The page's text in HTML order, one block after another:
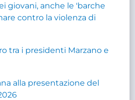
giovani, anche le 'barche
contro la violenza di
tra i presidenti Marzano e
alla presentazione del